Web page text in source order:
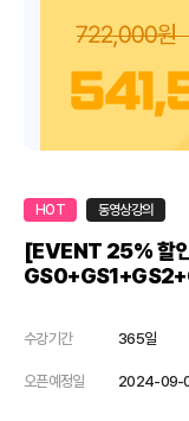
HOT 동영상강의
[EVENT 25% 할
수강기간 365일
오픈예정일 2024-09-